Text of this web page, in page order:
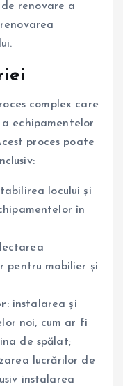
renovare a
complex care
echipamentelor
proces poate
locului și
în
pentru mobilier și
: instalarea și
noi, cum ar fi
de spălat;
lucrărilor de
instalarea